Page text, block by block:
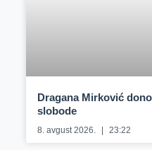
Dragana Mirković
slobode
8. avgust 2026. 23:22